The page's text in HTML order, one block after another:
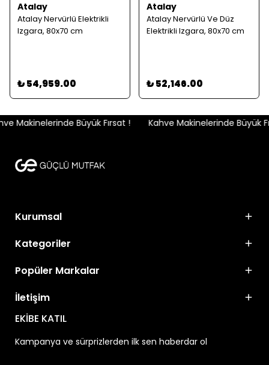
Atalay
Atalay Nervürlü Elektrikli
Izgara, 80x70 cm
₺ 54,959.00
Atalay
Atalay Nervürlü Ve Düz
Elektrikli Izgara, 80x70 cm
₺ 52,146.00
Makinelerinde Büyük Fırsat ! Kahve Makinelerinde Büyük
Kurumsal
Kategoriler
Popüler Markalar
İletişim
EKİBE KATIL
Kampanya ve sürprizlerden ilk sen haberdar ol